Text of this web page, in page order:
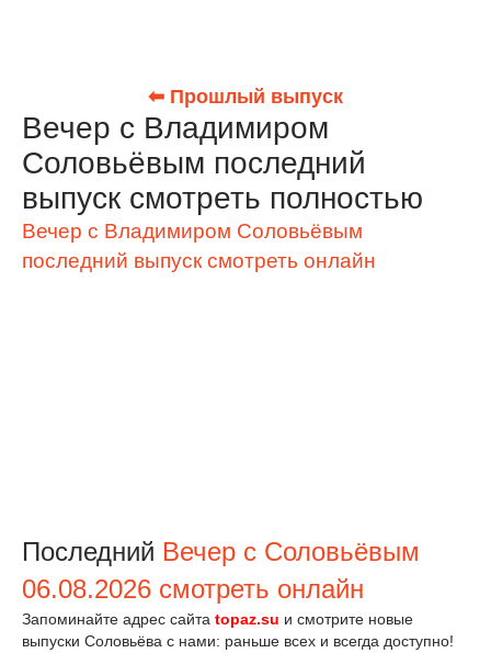
⬅ Прошлый выпуск
Вечер с Владимиром
Соловьёвым последний
выпуск смотреть полностью
Вечер с Владимиром Соловьёвым
последний выпуск смотреть онлайн
Последний Вечер с Соловьёвым
06.08.2026 смотреть онлайн
Запоминайте адрес сайта topaz.su и смотрите новые
выпуски Соловьёва с нами: раньше всех и всегда доступно!